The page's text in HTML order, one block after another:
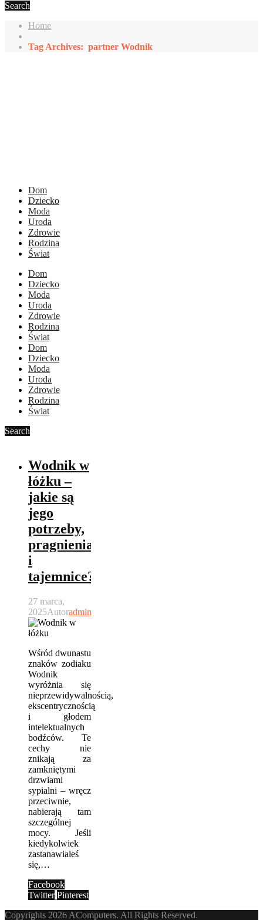
Search
Home
Tag Archives: partner Wodnik
Dom
Dziecko
Moda
Uroda
Zdrowie
Rodzina
Świat
Dom
Dziecko
Moda
Uroda
Zdrowie
Rodzina
Świat
Dom
Dziecko
Moda
Uroda
Zdrowie
Rodzina
Świat
Search
Wodnik w
łóżku –
jakie są
jego
potrzeby,
pragnienia
i
tajemnice?
27 marca,
2025Autoradmin
Wśród dwunastu
znaków zodiaku
Wodnik
wyróżnia się
nieprzewidywalnością,
ekscentrycznością
i głodem
intelektualnych
bodźców. Te
cechy nie
znikają za
zamkniętymi
drzwiami
sypialni – wręcz
przeciwnie,
nabierają tam
szczególnej
mocy. Jeśli
kiedykolwiek
zastanawiałeś
się,…
Facebook
Twitter Pinterest
Copyrights 2026 AComputers. All Rights Reserved.